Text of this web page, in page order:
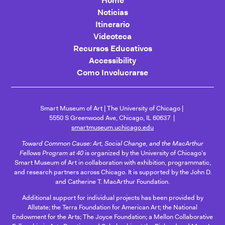
Noticias
Itinerario
Videoteca
Recursos Educativos
Accessibility
Como Involucrarse
Smart Museum of Art The University of Chicago
5550 S Greenwood Ave, Chicago, IL 60637
smartmuseum.uchicago.edu
Toward Common Cause: Art, Social Change, and the MacArthur
Fellows Program at 40is organized by the University of Chicago's
Smart Museum of Art in collaboration with exhibition, programmatic,
and research partners across Chicago. It is supported by the John D.
and Catherine T. MacArthur Foundation.
Additional support for individual projects has been provided by
Allstate; the Terra Foundation for American Art; the National
Endowment for the Arts; The Joyce Foundation; a Mellon Collaborative